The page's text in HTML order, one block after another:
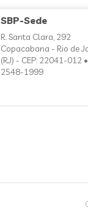
SBP-Sede
R. Santa Clara, 292
Copacabana - Rio de
(RJ) - CEP: 22041-012
2548-1999